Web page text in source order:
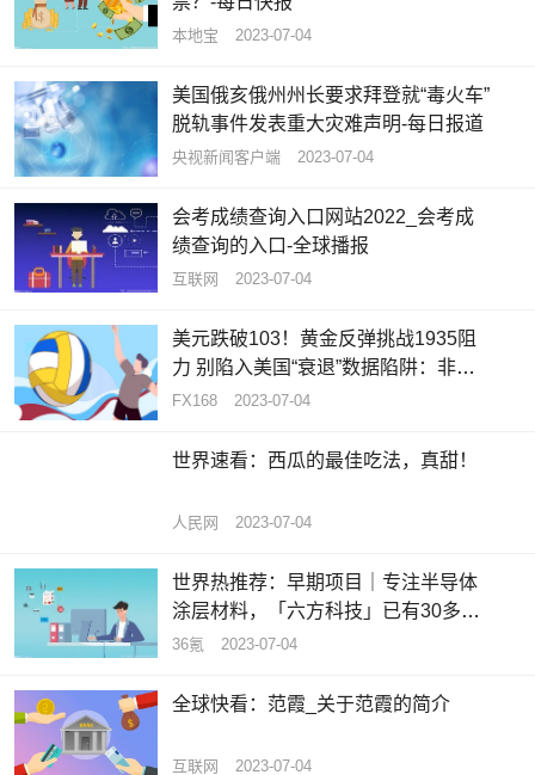
本地宝 2023-07-04
美国俄亥俄州州长要求拜登就“毒火车”
脱轨事件发表重大灾难声明-每日报道
央视新闻客户端 2023-07-04
会考成绩查询入口网站2022_会考成
绩查询的入口-全球播报
互联网 2023-07-04
美元跌破103！黄金反弹挑战1935阻
力 别陷入美国“衰退”数据陷阱：非农
将成美元买盘拐点_天天热推荐
FX168 2023-07-04
世界速看：西瓜的最佳吃法，真甜！
人民网 2023-07-04
世界热推荐：早期项目｜专注半导体
涂层材料，「六方科技」已有30多家
合作伙伴
36氪 2023-07-04
全球快看：范霞_关于范霞的简介
互联网 2023-07-04